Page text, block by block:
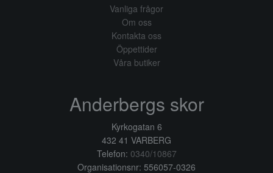
Vanliga frågor
Om oss
Kontakta oss
Öppettider
Våra butiker
Anderbergs skor
Kyrkogatan 6
432 41 VARBERG
Telefon: 0340/10867
Organisationsnr: 556057-0326